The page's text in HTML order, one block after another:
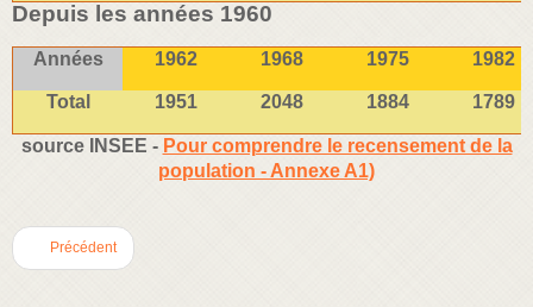
Depuis les années 1960
Années 1962 1968 1975 1982
Total 1951 2048 1884 1789
source INSEE - Pour comprendre le recensement de la
population - Annexe A1)
Précédent